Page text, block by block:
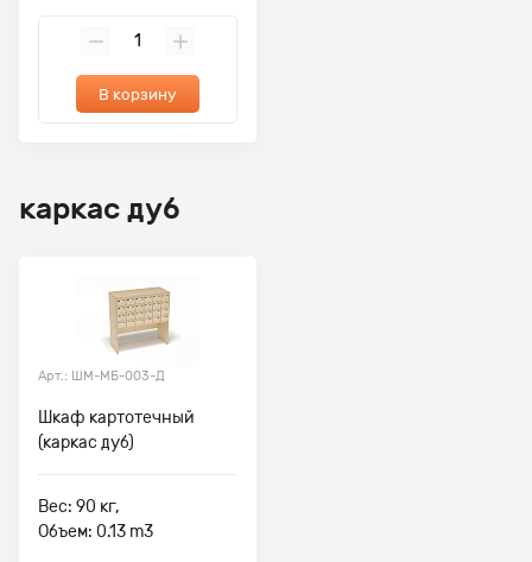
В корзину
каркас дуб
Арт.: ШМ-МБ-003-Д
Шкаф картотечный
(каркас дуб)
Вес: 90 кг,
Объем: 0.13 m3